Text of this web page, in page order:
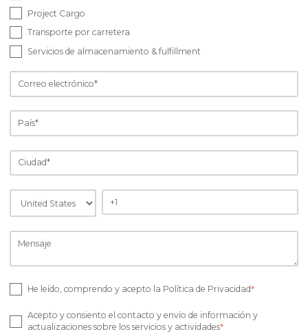
Project Cargo
Transporte por carretera
Servicios de almacenamiento & fulfillment
He leído, comprendo y acepto la Política de Privacidad*
Acepto y consiento el contacto y envío de información y
actualizaciones sobre los servicios y actividades*